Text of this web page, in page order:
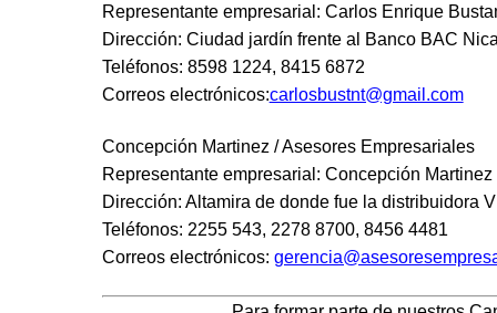
Representante empresarial: Carlos Enrique
Dirección: Ciudad jardín frente al Banco BAC
Teléfonos: 8598 1224, 8415 6872
Correos electrónicos:carlosbustnt@gmail.com
Concepción Martinez / Asesores Empresariales
Representante empresarial: Concepción Martinez
Dirección: Altamira de donde fue la distribuidora
Teléfonos: 2255 543, 2278 8700, 8456 4481
Correos electrónicos: